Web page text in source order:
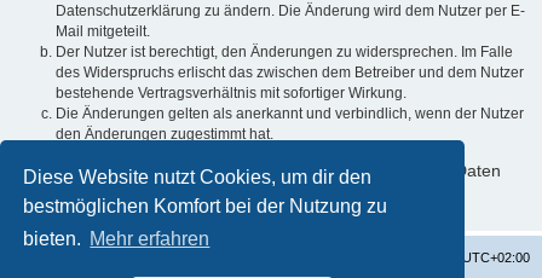
Diese Website nutzt Cookies, um dir den
bestmöglichen Komfort bei der Nutzung zu
bieten. Mehr erfahren
Datenschutzerklärung zu ändern. Die Änderung wird dem Nutzer per E-
Mail mitgeteilt.
Der Nutzer ist berechtigt, den Änderungen zu widersprechen. Im Falle
des Widerspruchs erlischt das zwischen dem Betreiber und dem Nutzer
bestehende Vertragsverhältnis mit sofortiger Wirkung.
Die Änderungen gelten als anerkannt und verbindlich, wenn der Nutzer
den Änderungen zugestimmt hat.
Informationen über den Umgang mit deinen persönlichen Daten
sind in der Datenschutzerklärung enthalten.
UTC+02:00